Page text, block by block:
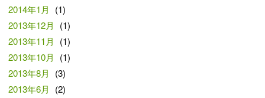
2014年1月
(1)
2013年12月
(1)
2013年11月
(1)
2013年10月
(1)
2013年8月
(3)
2013年6月
(2)